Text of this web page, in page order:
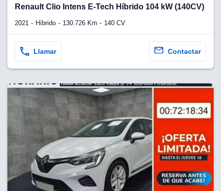
Renault Clio Intens E-Tech Híbrido 104 kW (140CV)
2021 Híbrido 130.726 Km 140 CV
Llamar Contactar